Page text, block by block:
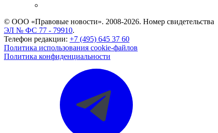
© ООО «Правовые новости». 2008-2026. Номер свидетельства
ЭЛ № ФС 77 - 79910.
Телефон редакции: +7 (495) 645 37 60
Политика использования cookie-файлов
Политика конфиденциальности